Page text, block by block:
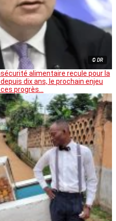
© DR
alimentaire recule pour la
dix ans, le prochain enjeu
progrès…